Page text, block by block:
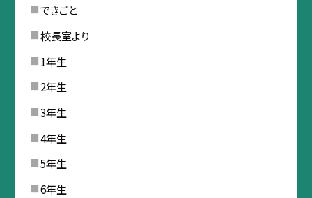
できごと
校長室より
1年生
2年生
3年生
4年生
5年生
6年生